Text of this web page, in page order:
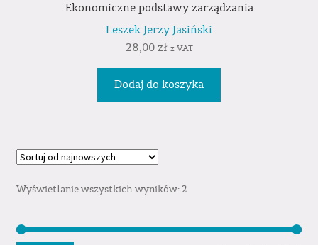
Ekonomiczne podstawy zarządzania
Leszek Jerzy Jasiński
28,00 zł z VAT
Dodaj do koszyka
Wyświetlanie wszystkich wyników: 2